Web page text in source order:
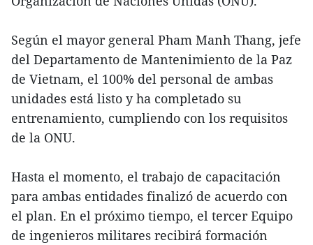
Según el mayor general Pham Manh Thang, jefe
del Departamento de Mantenimiento de la Paz
de Vietnam, el 100% del personal de ambas
unidades está listo y ha completado su
entrenamiento, cumpliendo con los requisitos
de la ONU.
Hasta el momento, el trabajo de capacitación
para ambas entidades finalizó de acuerdo con
el plan. En el próximo tiempo, el tercer Equipo
de ingenieros militares recibirá formación